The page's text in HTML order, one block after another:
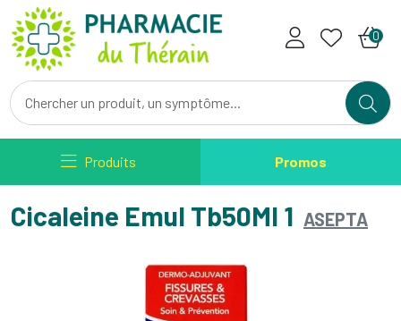
Pharmacie du Therain Votre
0
Produits Promos
Cicaleine Emul Tb50Ml 1 ASEPTA